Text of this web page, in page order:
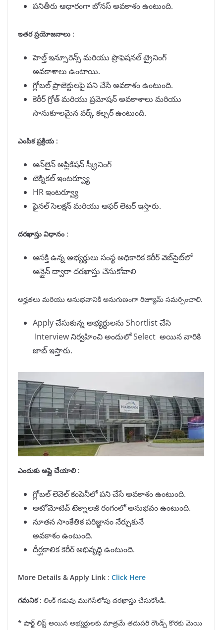
పనితీరు ఆధారంగా బోనస్ అవకాశం ఉంటుంది.
ఇతర ప్రయోజనాలు :
హెల్త్ ఇన్సూరెన్స్ మరియు ప్రొఫెషనల్ ట్రైనింగ్
అవకాశాలు ఉంటాయి.
గ్లోబల్ ప్రాజెక్టులపై పని చేసే అవకాశం ఉంటుంది.
కెరీర్ గ్రోత్ మరియు ప్రమోషన్ అవకాశాలు మరియు
సానుకూలమైన వర్క్ కల్చర్ ఉంటుంది.
ఎంపిక ప్రక్రియ :
ఆన్‌లైన్ అప్లికేషన్ స్క్రీనింగ్
టెక్నికల్ ఇంటర్వ్యూ
HR ఇంటర్వ్యూ
ఫైనల్ సెలక్షన్ మరియు ఆఫర్ లెటర్ ఇస్తారు.
దరఖాస్తు విధానం :
ఆసక్తి ఉన్న అభ్యర్థులు సంస్థ అధికారిక కెరీర్ వెబ్‌సైట్‌లో
ఆన్లైన్ ద్వారా దరఖాస్తు చేసుకోవాలి
అర్హతలు మరియు అనుభవానికి అనుగుణంగా రిజ్యూమ్ సమర్పించాలి.
Apply చేసుకున్న అభ్యర్థులను Shortlist చేసి
Interview నిర్వహించి అందులో Select అయిన వారికి
జాబ్ ఇస్తారు.
ఎందుకు అప్లై చేయాలి:
గ్లోబల్ లెవెల్ కంపెనీలో పని చేసే అవకాశం ఉంటుంది.
ఆటోమోటివ్ టెక్నాలజీ రంగంలో అనుభవం ఉంటుంది.
నూతన సాంకేతిక పరిజ్ఞానం నేర్చుకునే
అవకాశం ఉంటుంది.
దీర్ఘకాలిక కెరీర్ అభివృద్ధి ఉంటుంది.
More Details & Apply Link : Click Here
గమనిక: లింక్ గడువు ముగిసేలోపు దరఖాస్తు చేసుకోండి.
* షార్ట్ లిస్ట్ అయిన అభ్యర్ధులకు మాత్రమే తదుపరి రౌండ్స్ కొరకు మెయి